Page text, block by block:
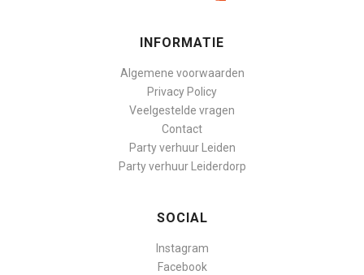
INFORMATIE
Algemene voorwaarden
Privacy Policy
Veelgestelde vragen
Contact
Party verhuur Leiden
Party verhuur Leiderdorp
SOCIAL
Instagram
Facebook